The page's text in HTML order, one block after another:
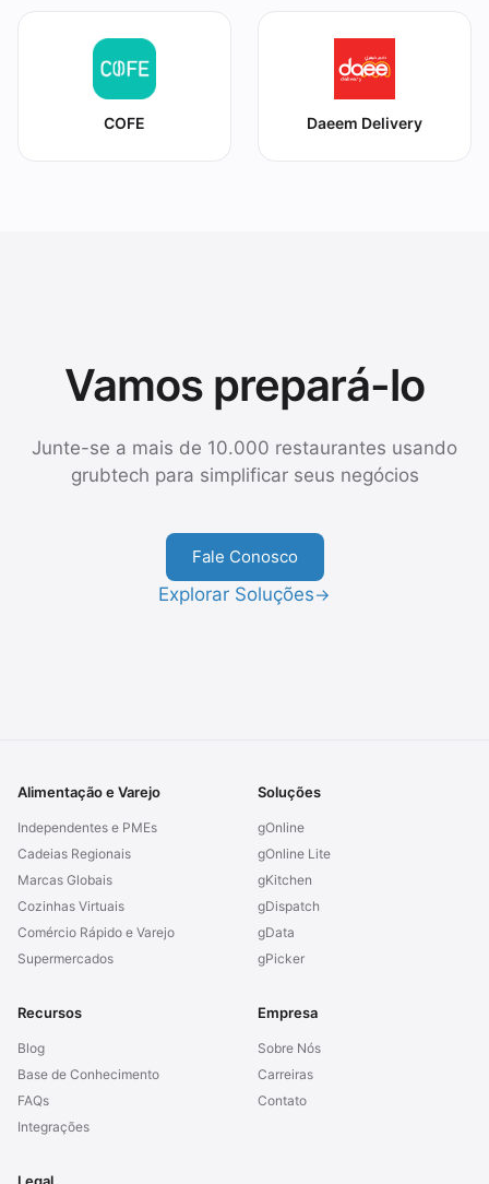
COFE Daeem Delivery
Vamos prepará-lo
Junte-se a mais de 10.000 restaurantes usando
grubtech para simplificar seus negócios
Fale Conosco
Explorar Soluções→
Alimentação e Varejo
Independentes e PMEs
Cadeias Regionais
Marcas Globais
Cozinhas Virtuais
Comércio Rápido e Varejo
Supermercados
Soluções
gOnline
gOnline Lite
gKitchen
gDispatch
gData
gPicker
Recursos
Blog
Base de Conhecimento
FAQs
Integrações
Empresa
Sobre Nós
Carreiras
Contato